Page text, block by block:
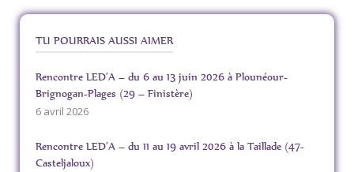
TU POURRAIS AUSSI AIMER
Rencontre LED’A – du 6 au 13 juin 2026 à Plounéour-
Brignogan-Plages (29 – Finistère)
6 avril 2026
Rencontre LED’A – du 11 au 19 avril 2026 à la Taillade (47-
Casteljaloux)